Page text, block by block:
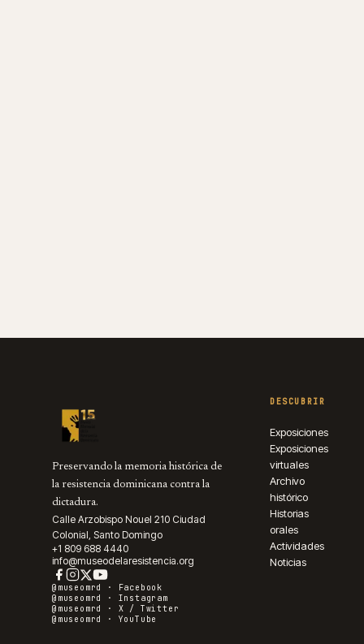
Preservando la memoria histórica de
la resistencia dominicana contra la
dictadura.
Calle Arzobispo Nouel 210 Ciudad
Colonial, Santo Domingo
+1 809 688 4440
info@museodelaresistencia.org
@museomrd ·
Facebook
@museomrd · Instagram
@museomrd · X / Twitter
@museomrd · YouTube
DESCUBRIR
Exposiciones
Exposiciones
virtuales
Archivo
histórico
Historias
orales
Actividades
Noticias